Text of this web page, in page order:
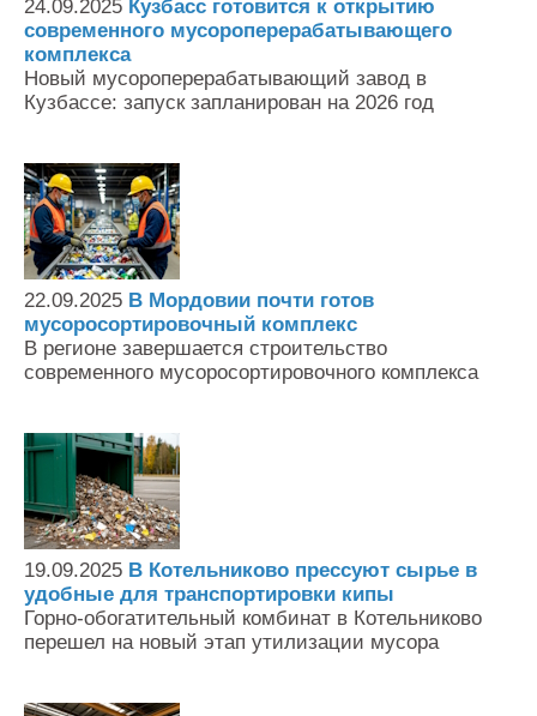
24.09.2025 Кузбасс готовится к открытию
современного мусороперерабатывающего
комплекса
Новый мусороперерабатывающий завод в
Кузбассе: запуск запланирован на 2026 год
22.09.2025 В Мордовии почти готов
мусоросортировочный комплекс
В регионе завершается строительство
современного мусоросортировочного комплекса
19.09.2025 В Котельниково прессуют сырье в
удобные для транспортировки кипы
Горно-обогатительный комбинат в Котельниково
перешел на новый этап утилизации мусора